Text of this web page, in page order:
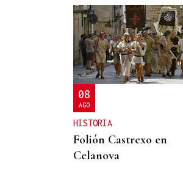
08
AGO
HISTORIA
Folión Castrexo en
Celanova